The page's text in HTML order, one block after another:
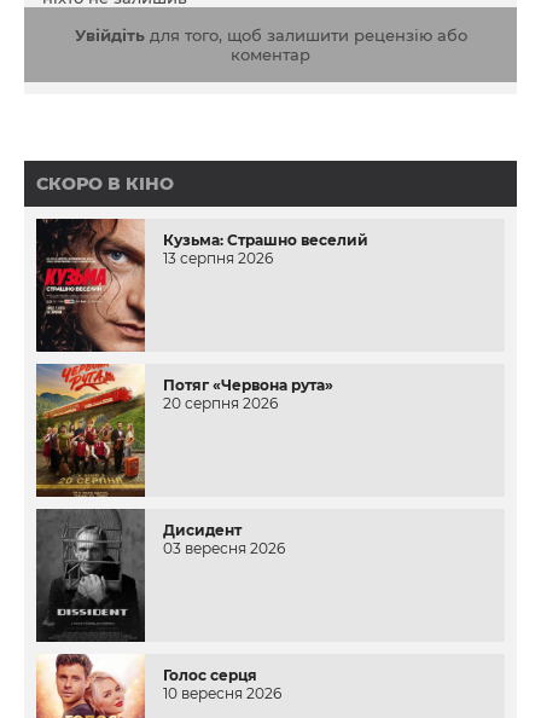
Увійдітьдля того, щоб залишити рецензію або
коментар
СКОРО В КІНО
Кузьма: Страшно веселий
13 серпня 2026
Потяг «Червона рута»
20 серпня 2026
Дисидент
03 вересня 2026
Голос серця
10 вересня 2026